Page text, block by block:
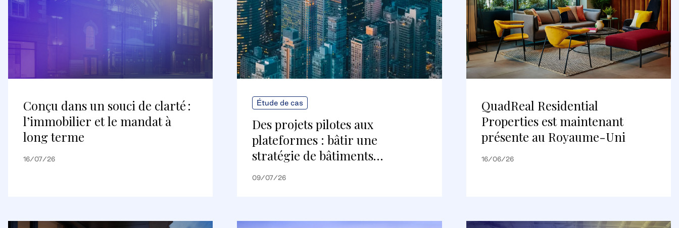
Conçu dans un souci de clarté :
l’immobilier et le mandat à
long terme
16/07/26
Étude de cas
Des projets pilotes aux
plateformes : bâtir une
stratégie de bâtiments
numériques évolutive
09/07/26
QuadReal Residential
Properties est maintenant
présente au Royaume-Uni
16/06/26